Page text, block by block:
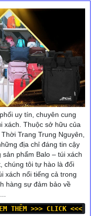
hành của bạn trong
hành trình dù là đi học,
làm, đi chơi...
Balo
trộm, Balo-Túi xách.
hàng toàn quốc, Miễn
đổi trả hàng, thanh toán
khi nhận hàng.
thêm
uy tín, chuyên cung
xách. Thuộc sở hữu của
Trang Trung Nguyên,
địa chỉ đáng tin cậy
phẩm Balo – túi xách
chúng tôi tự hào là đối
xách nổi tiếng cả trong
hàng sự đảm bảo về
THÊM >>> CLICK <<<